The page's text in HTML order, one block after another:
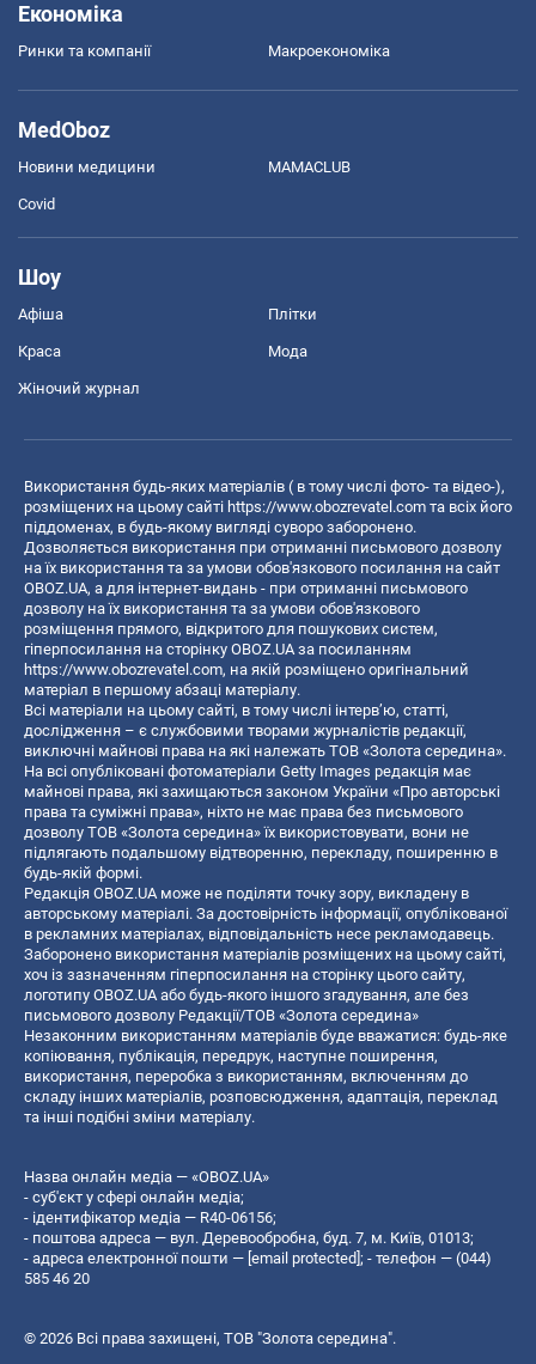
Економіка
Ринки та компанії Макроекономіка
MedOboz
Новини медицини MAMACLUB
Covid
Шоу
Афіша Плітки
Краса Мода
Жіночий журнал
Використання будь-яких матеріалів ( в тому числі фото- та відео-),
розміщених на цьому сайті https://www.obozrevatel.com та всіх його
піддоменах, в будь-якому вигляді суворо заборонено.
Дозволяється використання при отриманні письмового дозволу
на їх використання та за умови обов'язкового посилання на сайт
OBOZ.UA, а для інтернет-видань - при отриманні письмового
дозволу на їх використання та за умови обов'язкового
розміщення прямого, відкритого для пошукових систем,
гіперпосилання на сторінку OBOZ.UA за посиланням
https://www.obozrevatel.com, на якій розміщено оригінальний
матеріал в першому абзаці матеріалу.
Всі матеріали на цьому сайті, в тому числі інтерв’ю, статті,
дослідження – є службовими творами журналістів редакції,
виключні майнові права на які належать ТОВ «Золота середина».
На всі опубліковані фотоматеріали Getty Images редакція має
майнові права, які захищаються законом України «Про авторські
права та суміжні права», ніхто не має права без письмового
дозволу ТОВ «Золота середина» їх використовувати, вони не
підлягають подальшому відтворенню, перекладу, поширенню в
будь-якій формі.
Редакція OBOZ.UA може не поділяти точку зору, викладену в
авторському матеріалі. За достовірність інформації, опублікованої
в рекламних матеріалах, відповідальність несе рекламодавець.
Заборонено використання матеріалів розміщених на цьому сайті,
хоч із зазначенням гіперпосилання на сторінку цього сайту,
логотипу OBOZ.UA або будь-якого іншого згадування, але без
письмового дозволу Редакції/ТОВ «Золота середина»
Незаконним використанням матеріалів буде вважатися: будь-яке
копiювання, публiкацiя, передрук, наступне поширення,
використання, переробка з використанням, включенням до
складу інших матеріалів, розповсюдження, адаптація, переклад
та інші подібні зміни матеріалу.
Назва онлайн медіа — «OBOZ.UA»
- суб'єкт у сфері онлайн медіа;
- ідентифікатор медіа — R40-06156;
- поштова адреса — вул. Деревообробна, буд. 7, м. Київ, 01013;
- адреса електронної пошти — [email protected] ; - телефон — (044)
585 46 20
© 2026 Всі права захищені, ТОВ "Золота середина".